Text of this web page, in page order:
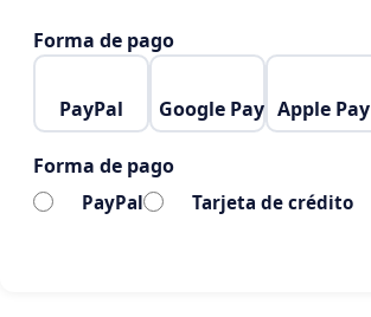
Forma de pago
PayPal Google Pay Apple Pay
Forma de pago
PayPal Tarjeta de crédito